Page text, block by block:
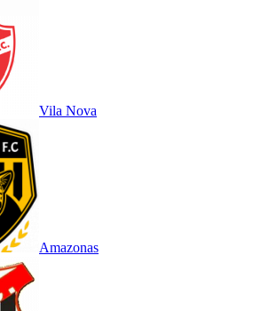
Vila Nova
Amazonas